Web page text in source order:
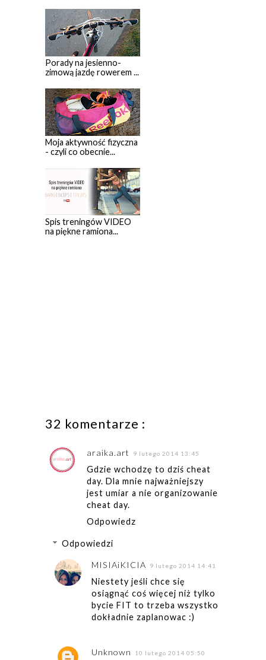
Porady na jesienno-
zimową jazdę rowerem ...
Moja aktywność fizyczna
- czyli co obecnie...
Spis treningów VIDEO
na piękne ramiona...
32 komentarze :
araika.art 9 lutego 2014 13:45
Gdzie wchodzę to dziś cheat
day. Dla mnie najważniejszy
jest umiar a nie organizowanie
cheat day.
Odpowiedz
Odpowiedzi
MISIAiKICIA 9 lutego 2014 14:41
Niestety jeśli chce się
osiągnąć coś więcej niż tylko
bycie FIT to trzeba wszystko
dokładnie zaplanowac :)
Unknown 10 lutego 2014 05:50